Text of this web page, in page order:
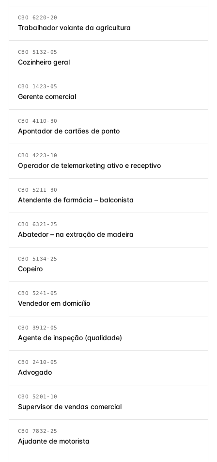
CBO 6220-20
Trabalhador volante da agricultura
CBO 5132-05
Cozinheiro geral
CBO 1423-05
Gerente comercial
CBO 4110-30
Apontador de cartões de ponto
CBO 4223-10
Operador de telemarketing ativo e receptivo
CBO 5211-30
Atendente de farmácia – balconista
CBO 6321-25
Abatedor – na extração de madeira
CBO 5134-25
Copeiro
CBO 5241-05
Vendedor em domicílio
CBO 3912-05
Agente de inspeção (qualidade)
CBO 2410-05
Advogado
CBO 5201-10
Supervisor de vendas comercial
CBO 7832-25
Ajudante de motorista